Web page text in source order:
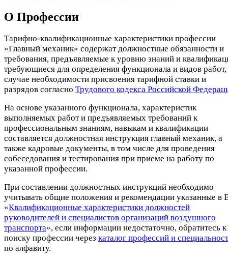
О Профеcсии
Тарифно-квалификационные характеристики профессии
«Главный механик» содержат должностные обязанности и
требования, предъявляемые к уровню знаний и
требующиеся для определения функционала и видов работ,
случае необходимости присвоения тарифной ставки и
разрядов согласно Трудового кодекса Российской
На основе указанного функционала, характеристик
выполняемых работ и предъявляемых требований к
профессиональным знаниям, навыкам и квалификации
составляется должностная инструкция главный механик, а
также кадровые документы, в том числе для проведения
собеседования и тестирования при приеме на работу по
указанной профессии.
При составлении должностных инструкций необходимо
учитывать общие положения и рекомендации указанные в
«Квалификационные характеристики должностей
руководителей и специалистов организаций воздушного
транспорта», если информации недостаточно, обратитесь к
поиску профессии через каталог профессий и
по алфавиту.